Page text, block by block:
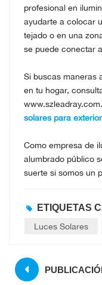
profesional en
ayudarte a colocar
tejado o en una
se puede conectar
Si buscas maneras
en tu hogar,
solares para
Como empresa de
alumbrado público
suerte si somos un
ETIQUETAS
Luces Solares